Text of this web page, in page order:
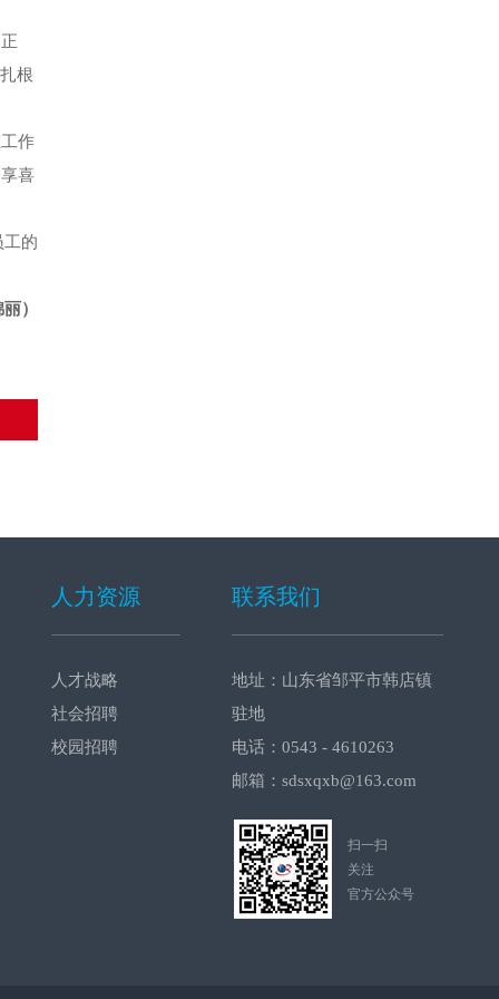
根
作
喜
的
）
人力资源
人才战略
社会招聘
校园招聘
联系我们
地址：山东省邹平市韩店镇
驻地
电话：0543 - 4610263
邮箱：sdsxqxb@163.com
扫一扫
关注
官方公众号